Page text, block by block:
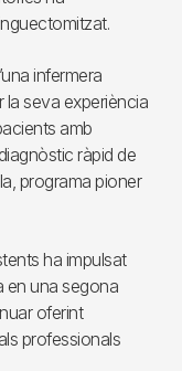
infermera
seva experiència
amb
ràpid de
programa pioner
ha impulsat
en una segona
oferint
professionals